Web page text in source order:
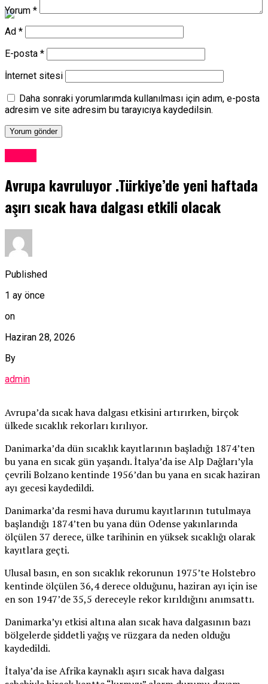
Yorum *
Ad *
E-posta *
İnternet sitesi
Daha sonraki yorumlarımda kullanılması için adım, e-posta
adresim ve site adresim bu tarayıcıya kaydedilsin.
Avrupa kavruluyor .Türkiye’de yeni haftada
aşırı sıcak hava dalgası etkili olacak
Published
1 ay önce
on
Haziran 28, 2026
By
admin
Avrupa’da sıcak hava dalgası etkisini artırırken, birçok
ülkede sıcaklık rekorları kırılıyor.
Danimarka’da dün sıcaklık kayıtlarının başladığı 1874’ten
bu yana en sıcak gün yaşandı. İtalya’da ise Alp Dağları’yla
çevrili Bolzano kentinde 1956’dan bu yana en sıcak haziran
ayı gecesi kaydedildi.
Danimarka’da resmi hava durumu kayıtlarının tutulmaya
başlandığı 1874’ten bu yana dün Odense yakınlarında
ölçülen 37 derece, ülke tarihinin en yüksek sıcaklığı olarak
kayıtlara geçti.
Ulusal basın, en son sıcaklık rekorunun 1975’te Holstebro
kentinde ölçülen 36,4 derece olduğunu, haziran ayı için ise
en son 1947’de 35,5 dereceyle rekor kırıldığını anımsattı.
Danimarka’yı etkisi altına alan sıcak hava dalgasının bazı
bölgelerde şiddetli yağış ve rüzgara da neden olduğu
kaydedildi.
İtalya’da ise Afrika kaynaklı aşırı sıcak hava dalgası